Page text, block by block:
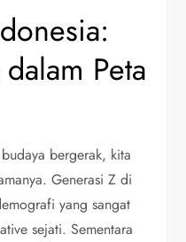
Peta
bergerak, kita
Generasi Z di
yang sangat
sejati. Sementara